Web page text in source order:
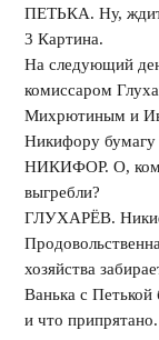
ПЕТЬКА. Ну,
3 Картина.
На следующий
комиссаром
Михрютиным и
Никифору бумагу
НИКИФОР. О,
выгребли?
ГЛУХАРЁВ.
хозяйства
Ванька с Петькой
и что припрятано.